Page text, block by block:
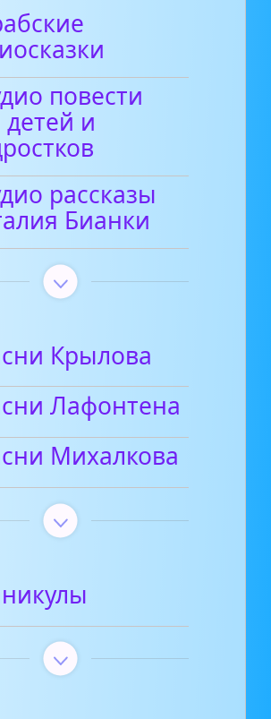
повести
детей и
рассказы
Бианки
Крылова
Лафонтена
Михалкова